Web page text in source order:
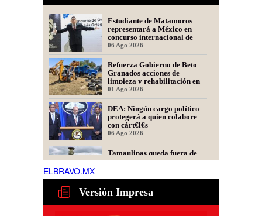
Estudiante de Matamoros
representará a México en
concurso internacional de
oratoria en Perú
06 Ago 2026
Refuerza Gobierno de Beto
Granados acciones de
limpieza y rehabilitación en
Los Presidentes
01 Ago 2026
DEA: Ningún cargo político
protegerá a quien colabore
con cárt€l€s
06 Ago 2026
Tamaulipas queda fuera de
recomendación para fracking
Misantla, informa comité
06 Ago 2026
Presidente de Fecanaco
cuestiona retenes en
ELBRAVO.MX
Versión Impresa